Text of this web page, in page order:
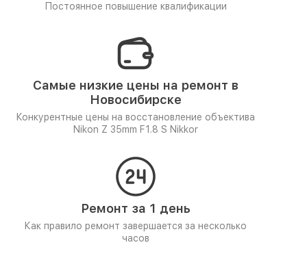
Постоянное повышение квалификации
Самые низкие цены на ремонт в
Новосибирске
Конкурентные цены на восстановление объектива
Nikon Z 35mm F1.8 S Nikkor
Ремонт за 1 день
Как правило ремонт завершается за несколько
часов